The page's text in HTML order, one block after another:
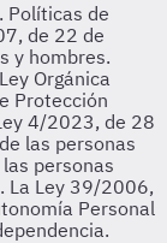
Políticas de
de 22 de
y hombres.
Orgánica
Protección
4/2023, de 28
las personas
personas
La Ley 39/2006,
Personal